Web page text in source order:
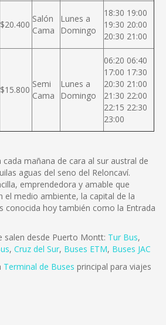
$20.400
Salón
Cama
Lunes a
Domingo
18:30 19:00
19:30 20:00
20:30 21:00
$15.800
Semi
Cama
Lunes a
Domingo
06:20 06:40
17:00 17:30
20:30 21:00
21:30 22:00
22:15 22:30
23:00
cada mañana de cara al sur austral de
aguas del seno del Reloncaví.
emprendedora y amable que
el medio ambiente, la capital de la
conocida hoy también como la Entrada
salen desde Puerto Montt: Tur Bus,
, Cruz del Sur, Buses ETM, Buses JAC
Terminal de Buses principal para viajes